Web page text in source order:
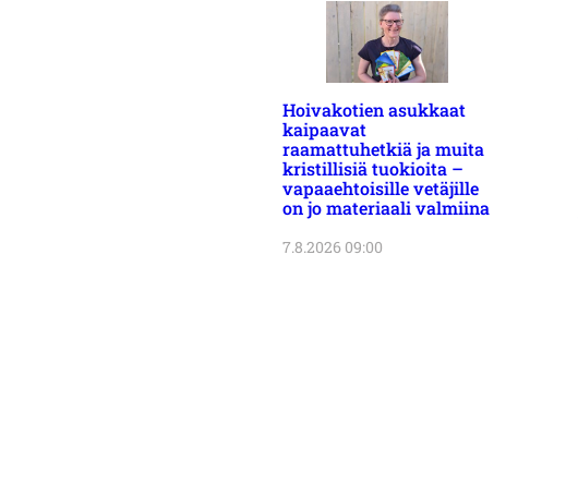
Hoivakotien asukkaat
kaipaavat
raamattuhetkiä ja muita
kristillisiä tuokioita –
vapaaehtoisille vetäjille
on jo materiaali valmiina
7.8.2026 09:00